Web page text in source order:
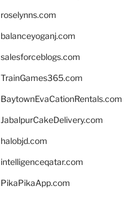
roselynns.com
balanceyoganj.com
salesforceblogs.com
TrainGames365.com
BaytownEvaCationRentals.com
JabalpurCakeDelivery.com
halobjd.com
intelligenceqatar.com
PikaPikaApp.com